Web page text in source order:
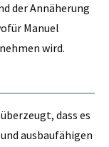
der Annäherung
Manuel
wird.
dass es
ausbaufähigen